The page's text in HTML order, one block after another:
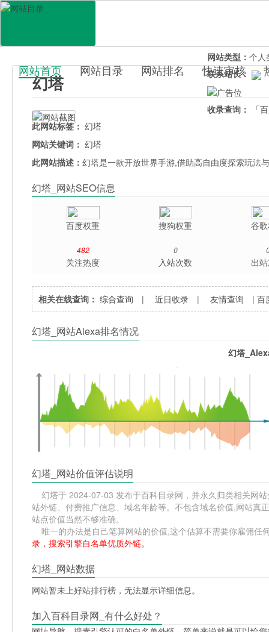
百科目录
网站首页 网站目录 网站排名 快速审核
幻塔
网站类型： 个人
联系站长：
收录查询：
「
此网站标签： 幻塔
网站关键词： 幻塔
此网站描述：幻塔是一款开放世界手游,借助高自由度探索玩法
幻塔_网站SEO信息
百度权重 搜狗权重 谷
482
关注热度
0
入站次数 出
相关在线查询： 综合查询 |近日收录 |友情查询 |百
幻塔_网站Alexa排名情况
幻塔
幻塔_网站价值评估说明
幻塔于 2024-07-03 发布于百科目录网，并永久归类相关网
站外链、付费推广信息、域名年龄等。不包含域名价值,网站
站点价值当然不够准确。
唯一的办法是自己笔算网站的价值,这个估算不需要你雇佣任
录，搜索引擎白名单优质外链。
幻塔_网站数据
网站暂未上好站排行榜，无法显示详细信息。
加入百科目录网_有什么好处？